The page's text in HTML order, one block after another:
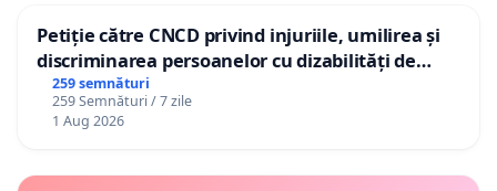
Petiție către CNCD privind injuriile, umilirea și
discriminarea persoanelor cu dizabilități de
către utilizatorul TikTok „Gorici”
259 semnături
259 Semnături / 7 zile
1 Aug 2026